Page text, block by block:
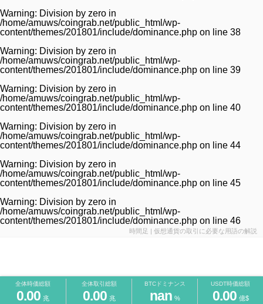
Warning: Division by zero in
/home/amuws/coingrab.net/public_html/wp-
content/themes/201801/include/dominance.php on line 38
Warning: Division by zero in
/home/amuws/coingrab.net/public_html/wp-
content/themes/201801/include/dominance.php on line 39
Warning: Division by zero in
/home/amuws/coingrab.net/public_html/wp-
content/themes/201801/include/dominance.php on line 40
Warning: Division by zero in
/home/amuws/coingrab.net/public_html/wp-
content/themes/201801/include/dominance.php on line 44
Warning: Division by zero in
/home/amuws/coingrab.net/public_html/wp-
content/themes/201801/include/dominance.php on line 45
Warning: Division by zero in
/home/amuws/coingrab.net/public_html/wp-
content/themes/201801/include/dominance.php on line 46
時間足 | 仮想通貨の取引に必要な用語の解説
全体時価総額 全体取引総額 BTCドミナンス USDT時価総額
0.00 兆
0.00 兆
nan %
0.00 億$